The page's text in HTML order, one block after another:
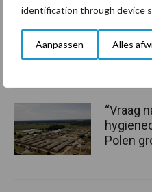
identification through device
Aanpassen Alles
een
“Vraag
Polen